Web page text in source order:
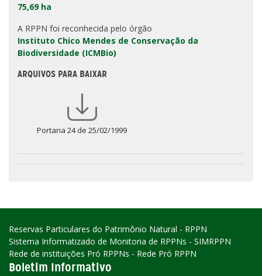
75,69 ha
A RPPN foi reconhecida pelo órgão
Instituto Chico Mendes de Conservação da
Biodiversidade (ICMBio)
ARQUIVOS PARA BAIXAR
Portaria 24 de 25/02/1999
Reservas Particulares do Patrimônio Natural - RPPN
Sistema Informatizado de Monitoria de RPPNs - SIMRPPN
Rede de instituições Pró RPPNs - Rede Pró RPPN
Boletim Informativo